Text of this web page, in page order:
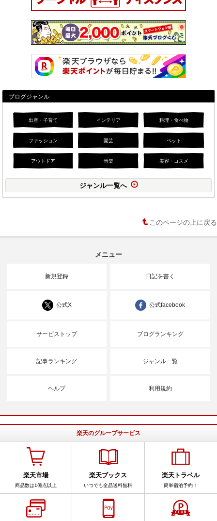
ブログジャンル
出産・子育て インテリア 料理・食べ物
ファッション 園芸 ペット
アウトドア 音楽 美容・コスメ
ジャンル一覧へ
このページの上に戻る
メニュー
新規登録 日記を書く
公式X 公式facebook
サービストップ ブログランキング
記事ランキング ジャンル一覧
ヘルプ 利用規約
楽天のグループサービス
楽天市場
商品数は1億点以上
楽天ブックス
いつでも全品送料無料
楽天トラベル
簡単宿泊予約！